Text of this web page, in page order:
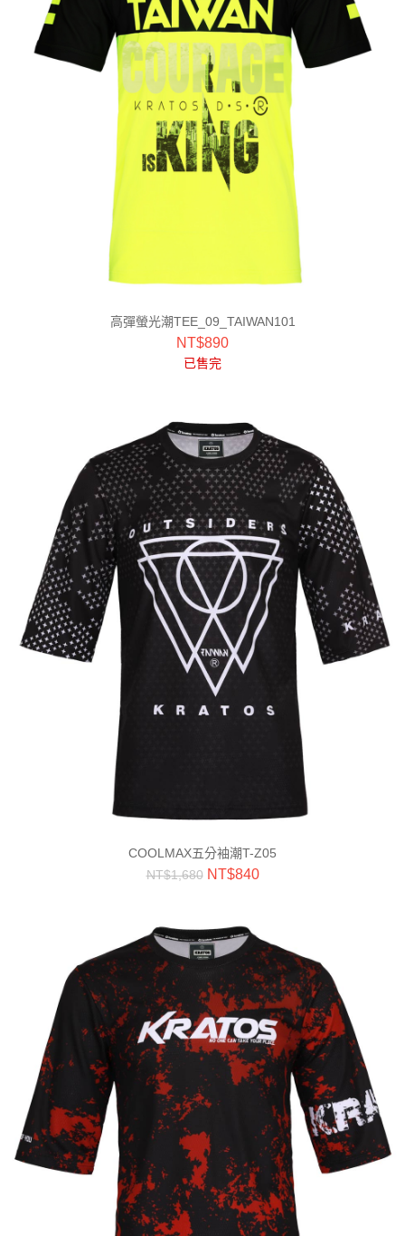
高彈螢光潮TEE_09_TAIWAN101
NT$890
已售完
COOLMAX五分袖潮T-Z05
NT$1,680 NT$840